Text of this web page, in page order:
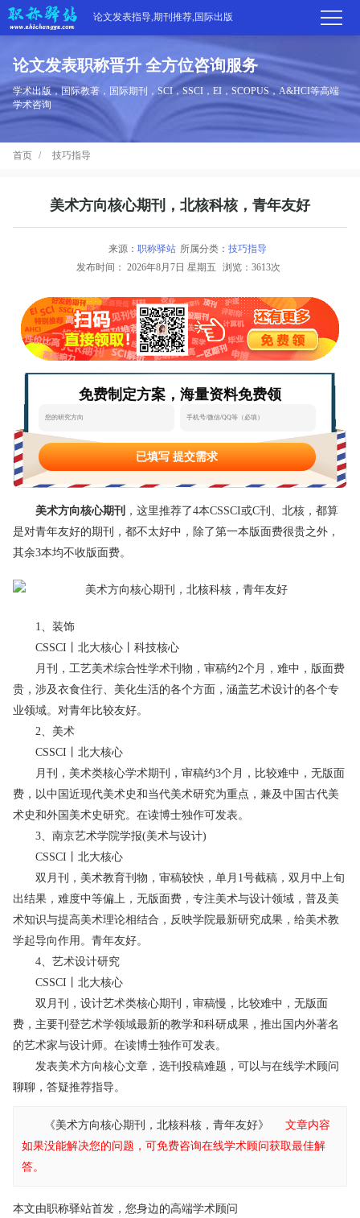
论文发表指导,期刊推荐,国际出版
首
页
学
论文发表职称晋升 全方位咨询服务
学术出版，国际教著，国际期刊，SCI，SSCI，EI，SCOPUS，A&HCI等高端
学术咨询
首页 技巧指导
美术方向核心期刊，北核科核，青年友好
来源： 职称驿站 所属分类： 技巧指导
发布时间： 2026年8月7日 星期五 浏览：3613次
免费制定方案，海量资料免费领
已填写 提交需求
美术方向核心期刊 ，这里推荐了4本CSSCI或C刊、北核，都算
是对青年友好的期刊，都不太好中，除了第一本版面费很贵之外，
其余3本均不收版面费。
1、装饰
CSSCI丨北大核心丨科技核心
月刊，工艺美术综合性学术刊物，审稿约2个月，难中，版面费
贵，涉及衣食住行、美化生活的各个方面，涵盖艺术设计的各个专
业领域。对青年比较友好。
2、美术
CSSCI丨北大核心
月刊，美术类核心学术期刊，审稿约3个月，比较难中，无版面
费，以中国近现代美术史和当代美术研究为重点，兼及中国古代美
术史和外国美术史研究。在读博士独作可发表。
3、南京艺术学院学报(美术与设计)
CSSCI丨北大核心
双月刊，美术教育刊物，审稿较快，单月1号截稿，双月中上旬
出结果，难度中等偏上，无版面费，专注美术与设计领域，普及美
术知识与提高美术理论相结合，反映学院最新研究成果，给美术教
学起导向作用。青年友好。
4、艺术设计研究
CSSCI丨北大核心
双月刊，设计艺术类核心期刊，审稿慢，比较难中，无版面
费，主要刊登艺术学领域最新的教学和科研成果，推出国内外著名
的艺术家与设计师。在读博士独作可发表。
发表美术方向核心文章，选刊投稿难题，可以与在线学术顾问
聊聊，答疑推荐指导。
《美术方向核心期刊，北核科核，青年友好》
文章内容
如果没能解决您的问题，可免费咨询在线学术顾问获取最佳解
答。
本文由职称驿站首发，您身边的高端学术顾问